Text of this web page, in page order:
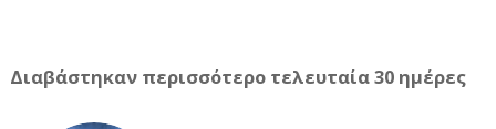
Διαβάστηκαν περισσότερο τελευταία 30 ημέρες